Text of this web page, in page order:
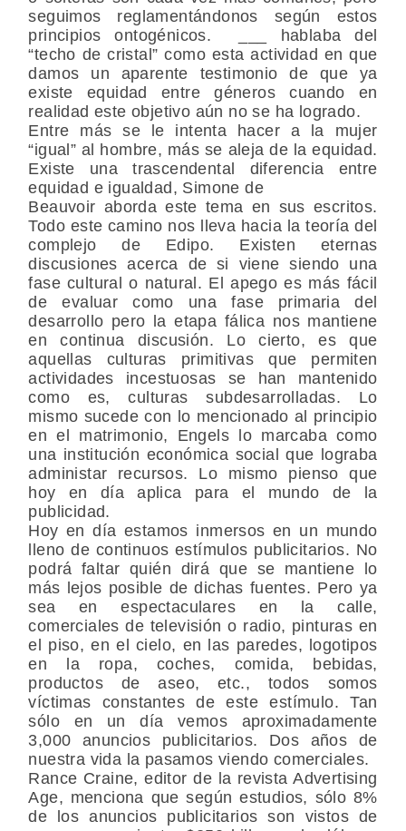
seguimos reglamentándonos según estos
principios ontogénicos. ___ hablaba del
“techo de cristal” como esta actividad en que
damos un aparente testimonio de que ya
existe equidad entre géneros cuando en
realidad este objetivo aún no se ha logrado.
Entre más se le intenta hacer a la mujer
“igual” al hombre, más se aleja de la equidad.
Existe una trascendental diferencia entre
equidad e igualdad, Simone de
Beauvoir aborda este tema en sus escritos.
Todo este camino nos lleva hacia la teoría del
complejo de Edipo. Existen eternas
discusiones acerca de si viene siendo una
fase cultural o natural. El apego es más fácil
de evaluar como una fase primaria del
desarrollo pero la etapa fálica nos mantiene
en continua discusión. Lo cierto, es que
aquellas culturas primitivas que permiten
actividades incestuosas se han mantenido
como es, culturas subdesarrolladas. Lo
mismo sucede con lo mencionado al principio
en el matrimonio, Engels lo marcaba como
una institución económica social que lograba
administar recursos. Lo mismo pienso que
hoy en día aplica para el mundo de la
publicidad.
Hoy en día estamos inmersos en un mundo
lleno de continuos estímulos publicitarios. No
podrá faltar quién dirá que se mantiene lo
más lejos posible de dichas fuentes. Pero ya
sea en espectaculares en la calle,
comerciales de televisión o radio, pinturas en
el piso, en el cielo, en las paredes, logotipos
en la ropa, coches, comida, bebidas,
productos de aseo, etc., todos somos
víctimas constantes de este estímulo. Tan
sólo en un día vemos aproximadamente
3,000 anuncios publicitarios. Dos años de
nuestra vida la pasamos viendo comerciales.
Rance Craine, editor de la revista Advertising
Age, menciona que según estudios, sólo 8%
de los anuncios publicitarios son vistos de